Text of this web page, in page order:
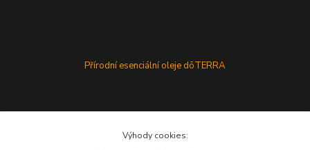
Přírodní esenciální oleje dōTERRA
Výhody cookies: